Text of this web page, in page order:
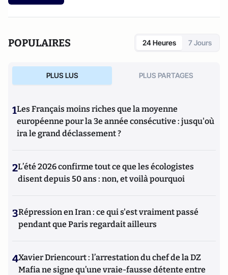
POPULAIRES 24 Heures 7 Jours
PLUS LUS PLUS PARTAGES
1Les Français moins riches que la moyenne
européenne pour la 3e année consécutive : jusqu'où
ira le grand déclassement ?
2L’été 2026 confirme tout ce que les écologistes
disent depuis 50 ans : non, et voilà pourquoi
3Répression en Iran : ce qui s'est vraiment passé
pendant que Paris regardait ailleurs
4Xavier Driencourt : l’arrestation du chef de la DZ
Mafia ne signe qu’une vraie-fausse détente entre